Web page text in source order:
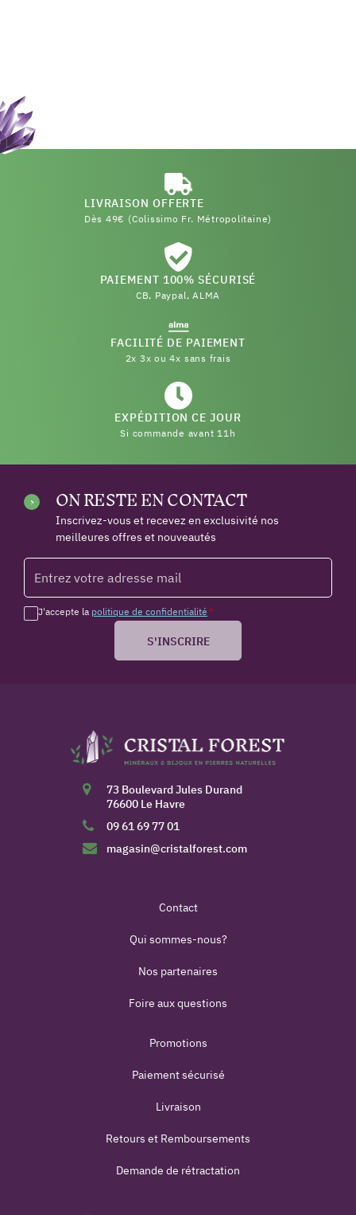
LIVRAISON OFFERTE
Dès 49€ (Colissimo Fr. Métropolitaine)
PAIEMENT 100% SÉCURISÉ
CB, Paypal, ALMA
FACILITÉ DE PAIEMENT
2x 3x ou 4x sans frais
EXPÉDITION CE JOUR
Si commande avant 11h
ON RESTE EN CONTACT
Inscrivez-vous et recevez en exclusivité nos
meilleures offres et nouveautés
J'accepte la politique de confidentialité *
S'INSCRIRE
73 Boulevard Jules Durand
76600 Le Havre
09 61 69 77 01
magasin@cristalforest.com
Contact
Qui sommes-nous?
Nos partenaires
Foire aux questions
Promotions
Paiement sécurisé
Livraison
Retours et Remboursements
Demande de rétractation